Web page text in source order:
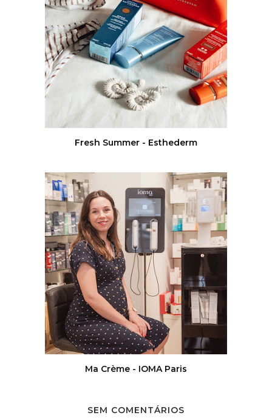
Fresh Summer - Esthederm
Ma Crème - IOMA Paris
SEM COMENTÁRIOS